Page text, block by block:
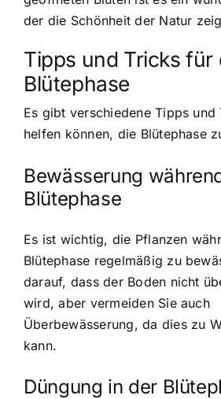
der die Schönheit der Natur
Tipps und Tricks für
Blütephase
Es gibt verschiedene Tipps und
helfen können, die Blütephase
Bewässerung
Blütephase
Es ist wichtig, die Pflanzen
Blütephase regelmäßig zu
darauf, dass der Boden nicht
wird, aber vermeiden Sie auch
Überbewässerung, da dies zu
kann.
Düngung in der